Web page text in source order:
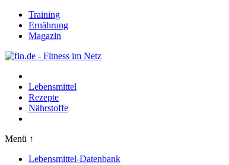
Training
Ernährung
Magazin
Lebensmittel
Rezepte
Nährstoffe
Menü ↑
Lebensmittel-Datenbank